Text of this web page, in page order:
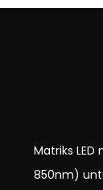
Matriks
850nm)